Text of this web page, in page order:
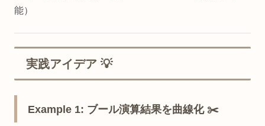
能）
実践アイデア 💡
Example 1: ブール演算結果を曲線化 ✂️